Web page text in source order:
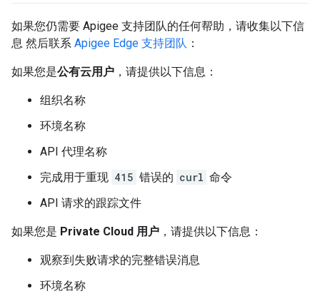
如果您仍需要 Apigee 支持团队的任何帮助，请收集以下信
息 然后联系 Apigee Edge 支持团队 ：
如果您是公有云用户 ，请提供以下信息：
组织名称
环境名称
API 代理名称
完成用于重现 415 错误的 curl 命令
API 请求的跟踪文件
如果您是 Private Cloud 用户 ，请提供以下信息：
观察到失败请求的完整错误消息
环境名称